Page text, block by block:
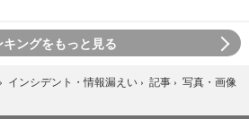
キングをもっと見る
› インシデント・情報漏えい › 記事 › 写真・画像